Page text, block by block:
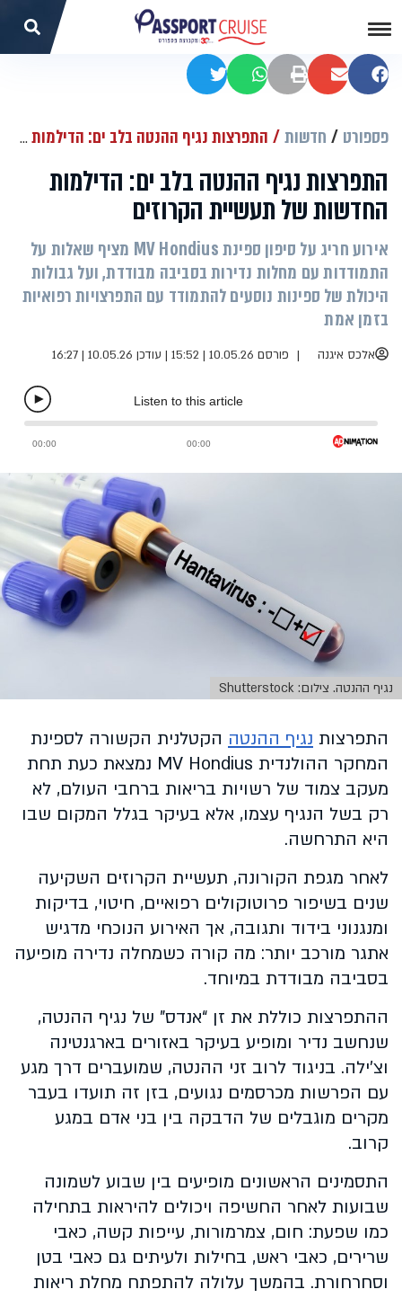
שתפו בפייסבוק
שתפו במיילהדפסהשתפו בוואטסאפשתפו בטוויטר
פספורט חדשות התפרצות נגיף ההנטה בלב ים: הדילמות החדשות של תעשיית הקרוזים
התפרצות נגיף ההנטה בלב ים: הדילמות
החדשות של תעשיית הקרוזים
אירוע חריג על סיפון ספינת MV Hondius מציף שאלות על
התמודדות עם מחלות נדירות בסביבה מבודדת, ועל גבולות
היכולת של ספינות נוסעים להתמודד עם התפרצויות רפואיות
בזמן אמת
אלכס איגנה פורסם 10.05.26 | 15:52 | עודכן 10.05.26 | 16:27
נגיף ההנטה. צילום: Shutterstock
התפרצות נגיף ההנטה הקטלנית הקשורה לספינת
המחקר ההולנדית MV Hondius נמצאת כעת תחת
מעקב צמוד של רשויות בריאות ברחבי העולם, לא
רק בשל הנגיף עצמו, אלא בעיקר בגלל המקום שבו
היא התרחשה.
לאחר מגפת הקורונה, תעשיית הקרוזים השקיעה
שנים בשיפור פרוטוקולים רפואיים, חיטוי, בדיקות
ומנגנוני בידוד ותגובה, אך האירוע הנוכחי מדגיש
אתגר מורכב יותר: מה קורה כשמחלה נדירה מופיעה
בסביבה מבודדת במיוחד.
ההתפרצות כוללת את זן “אנדס” של נגיף ההנטה,
שנחשב נדיר ומופיע בעיקר באזורים בארגנטינה
וצ’ילה. בניגוד לרוב זני ההנטה, שמועברים דרך מגע
עם הפרשות מכרסמים נגועים, בזן זה תועדו בעבר
מקרים מוגבלים של הדבקה בין בני אדם במגע
קרוב.
התסמינים הראשונים מופיעים בין שבוע לשמונה
שבועות לאחר החשיפה ויכולים להיראות בתחילה
כמו שפעת: חום, צמרמורות, עייפות קשה, כאבי
שרירים, כאבי ראש, בחילות ולעיתים גם כאבי בטן
וסחרחורת. בהמשך עלולה להתפתח מחלת ריאות